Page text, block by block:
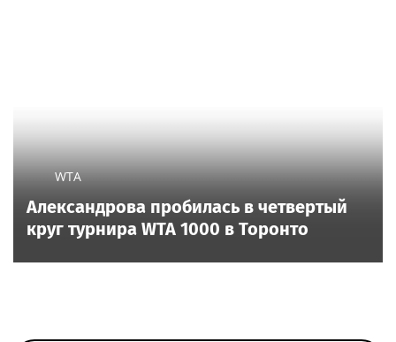
WTA
Александрова пробилась в четвертый
круг турнира WTA 1000 в Торонто